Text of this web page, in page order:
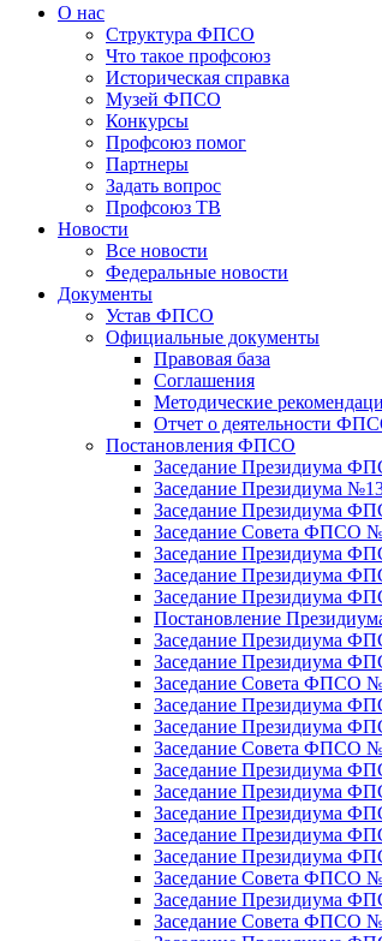
О нас
Структура ФПСО
Что такое профсоюз
Историческая справка
Музей ФПСО
Конкурсы
Профсоюз помог
Партнеры
Задать вопрос
Профсоюз ТВ
Новости
Все новости
Федеральные новости
Документы
Устав ФПСО
Официальные документы
Правовая база
Соглашения
Методические
Отчет о деятельности
Постановления ФПСО
Заседание Президиума
Заседание Президиума
Заседание Президиума
Заседание Совета ФПСО
Заседание Президиума
Заседание Президиума
Заседание Президиума
Постановление
Заседание Президиума
Заседание Президиума
Заседание Совета ФПСО
Заседание Президиума
Заседание Президиума
Заседание Совета ФПСО
Заседание Президиума
Заседание Президиума
Заседание Президиума
Заседание Президиума
Заседание Президиума
Заседание Совета ФПСО
Заседание Президиума
Заседание Совета ФПСО